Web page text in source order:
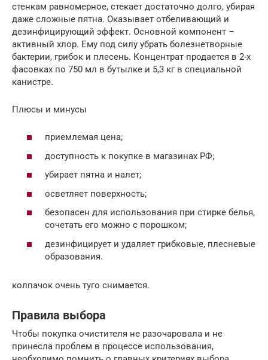
стенкам равномерное, стекает достаточно долго, убирая
даже сложные пятна. Оказывает отбеливающий и
дезинфицирующий эффект. Основной компонент –
активный хлор. Ему под силу убрать болезнетворные
бактерии, грибок и плесень. Концентрат продается в 2-х
фасовках по 750 мл в бутылке и 5,3 кг в специальной
канистре.
Плюсы и минусы
приемлемая цена;
доступность к покупке в магазинах РФ;
убирает пятна и налет;
осветляет поверхность;
безопасен для использования при стирке белья,
сочетать его можно с порошком;
дезинфицирует и удаляет грибковые, плесневые
образования.
колпачок очень туго снимается.
Правила выбора
Чтобы покупка очистителя не разочаровала и не
принесла проблем в процессе использования,